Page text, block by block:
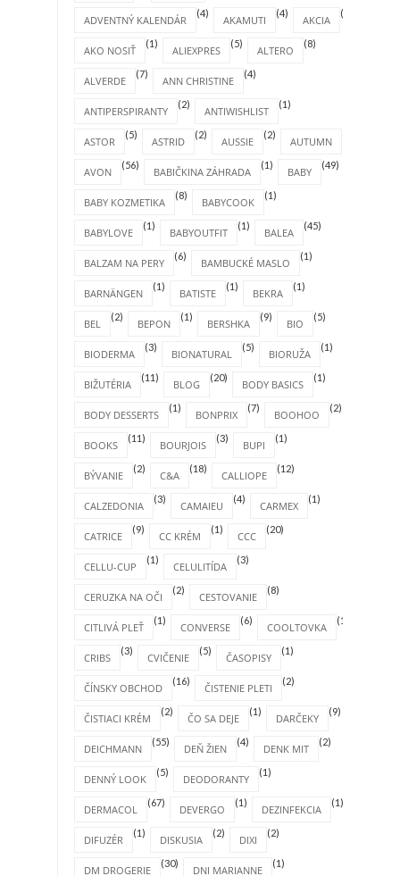
ADVENTNÝ KALENDÁR
(4)
AKAMUTI
(4)
AKCIA
(1)
AKO NOSIŤ
(1)
ALIEXPRES
(5)
ALTERO
(8)
ALVERDE
(7)
ANN CHRISTINE
(4)
ANTIPERSPIRANTY
(2)
ANTIWISHLIST
(1)
ASTOR
(5)
ASTRID
(2)
AUSSIE
(2)
AUTUMN
AVON
(56)
BABIČKINA ZÁHRADA
(1)
BABY
(49)
BABY KOZMETIKA
(8)
BABYCOOK
(1)
BABYLOVE
(1)
BABYOUTFIT
(1)
BALEA
(45)
BALZAM NA PERY
(6)
BAMBUCKÉ MASLO
(1)
BARNÄNGEN
(1)
BATISTE
(1)
BEKRA
(1)
BEL
(2)
BEPON
(1)
BERSHKA
(9)
BIO
(5)
BIODERMA
(3)
BIONATURAL
(5)
BIORUŽA
(1)
BIŽUTÉRIA
(11)
BLOG
(20)
BODY BASICS
(1)
BODY DESSERTS
(1)
BONPRIX
(7)
BOOHOO
(2)
BOOKS
(11)
BOURJOIS
(3)
BUPI
(1)
BÝVANIE
(2)
C&A
(18)
CALLIOPE
(12)
CALZEDONIA
(3)
CAMAIEU
(4)
CARMEX
(1)
CATRICE
(9)
CC KRÉM
(1)
CCC
(20)
CELLU-CUP
(1)
CELULITÍDA
(3)
CERUZKA NA OČI
(2)
CESTOVANIE
(8)
CITLIVÁ PLEŤ
(1)
CONVERSE
(6)
COOLTOVKA
(1)
CRIBS
(3)
CVIČENIE
(5)
ČASOPISY
(1)
ČÍNSKY OBCHOD
(16)
ČISTENIE PLETI
(2)
ČISTIACI KRÉM
(2)
ČO SA DEJE
(1)
DARČEKY
(9)
DEICHMANN
(55)
DEŇ ŽIEN
(4)
DENK MIT
(2)
DENNÝ LOOK
(5)
DEODORANTY
(1)
DERMACOL
(67)
DEVERGO
(1)
DEZINFEKCIA
(1)
DIFUZÉR
(1)
DISKUSIA
(2)
DIXI
(2)
DM DROGERIE
(30)
DNI MARIANNE
(1)